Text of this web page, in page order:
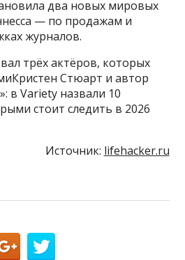
два новых мировых
— по продажам и
журналов.
трёх актёров, которых
Стюарт и автор
в Variety назвали 10
стоит следить в 2026
Источник: lifehacker.ru